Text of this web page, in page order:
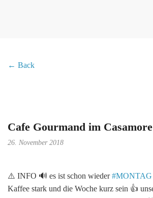
← Back
Cafe Gourmand im Casamore
26. November 2018
⚠️ INFO 🔊 es ist schon wieder#MONTAG
Kaffee stark und die Woche kurz sein 👍